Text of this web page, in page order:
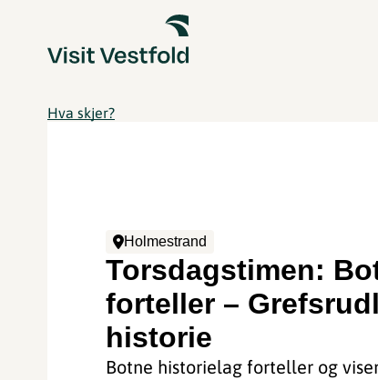
Hva skjer?
Holmestrand
Torsdagstimen:
forteller –
historie
Botne historielag forteller og